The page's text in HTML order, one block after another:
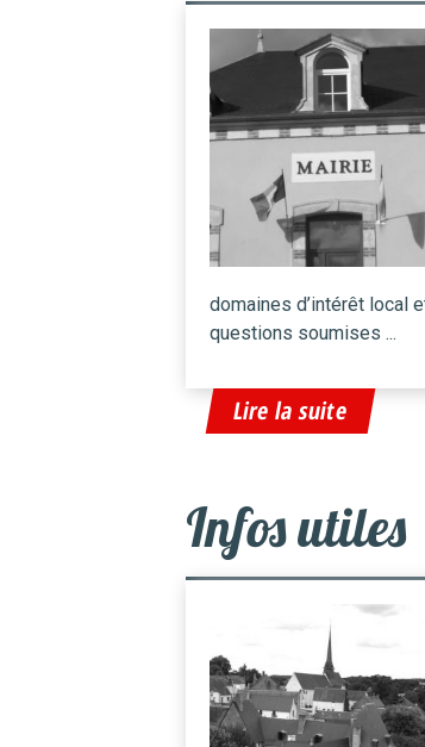
domaines d’intérêt local
questions soumises ...
Lire la suite
Infos utiles